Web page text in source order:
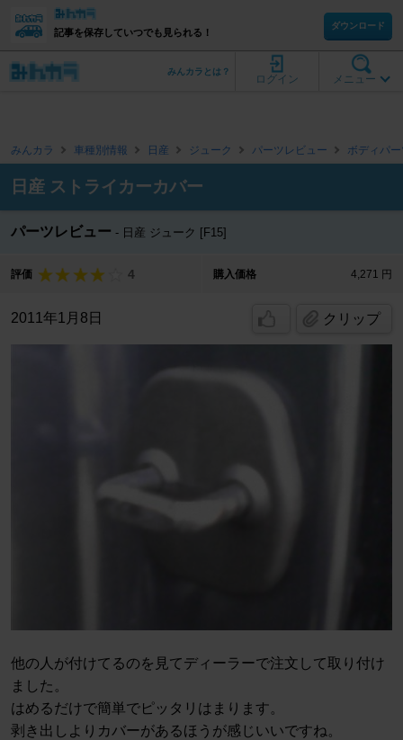
記事を保存していつでも見られる！
ダウンロード
メニュー
ログイン
みんカラとは？
みんカラ 車種別情報 日産 ジューク パーツレビュー ボディパ
日産 ストライカーカバー
パーツレビュー 日産 ジューク [F15]
評価 4 購入価格 4,271 円
2011年1月8日 クリップ
他の人が付けてるのを見てディーラーで注文して取り付け
ました。
はめるだけで簡単でピッタリはまります。
剥き出しよりカバーがあるほうが感じいいですね。